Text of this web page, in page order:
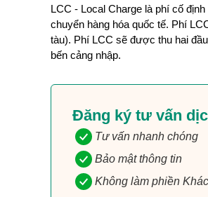
LCC - Local Charge là phí cố
chuyển hàng hóa quốc tế. Phí
tàu). Phí LCC sẽ được thu hai
bến cảng nhập.
Đăng ký tư vấn
Tư vấn nhanh chóng
Bảo mật thông tin
Không làm phiền